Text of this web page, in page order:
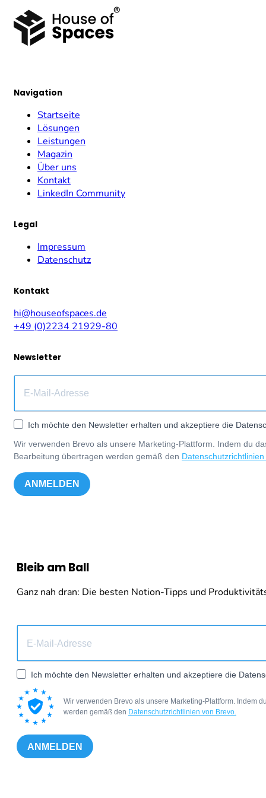
Navigation
Startseite
Lösungen
Leistungen
Magazin
Über uns
Kontakt
LinkedIn Community
Legal
Impressum
Datenschutz
Kontakt
hi@houseofspaces.de
+49 (0)2234 21929-80
Newsletter
Ich möchte den Newsletter erhalten und akzeptiere die
Wir verwenden Brevo als unsere Marketing-Plattform. Indem du
Bearbeitung übertragen werden gemäß den
ANMELDEN
Bleib am Ball
Ganz nah dran: Die besten Notion-Tipps und
Ich möchte den Newsletter erhalten und akzeptiere die
Wir verwenden Brevo als unsere Marketing-Plattform. Indem
werden gemäß den Datenschutzrichtlinien von Brevo.
ANMELDEN